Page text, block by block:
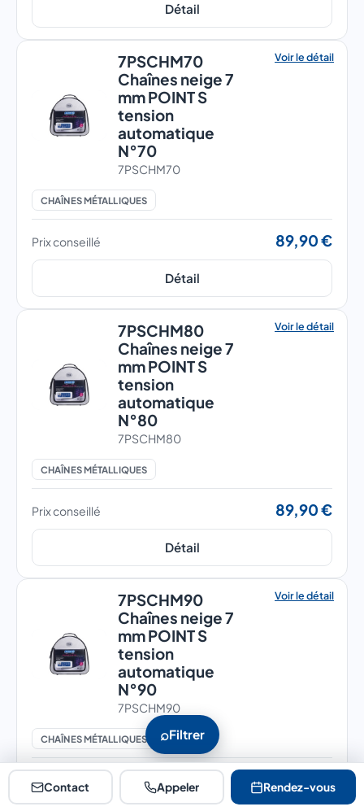
Détail
7PSCHM70
Chaînes neige 7
mm POINT S
tension
automatique
N°70
Voir le détail
7PSCHM70
CHAÎNES MÉTALLIQUES
Prix conseillé 89,90 €
Détail
7PSCHM80
Chaînes neige 7
mm POINT S
tension
automatique
N°80
Voir le détail
7PSCHM80
CHAÎNES MÉTALLIQUES
Prix conseillé 89,90 €
Détail
7PSCHM90
Chaînes neige 7
mm POINT S
tension
automatique
N°90
Voir le détail
7PSCHM90
CHAÎNES MÉTALLIQUES
Prix conseillé 89,90 €
⌕Filtrer
Contact Appeler Rendez-vous